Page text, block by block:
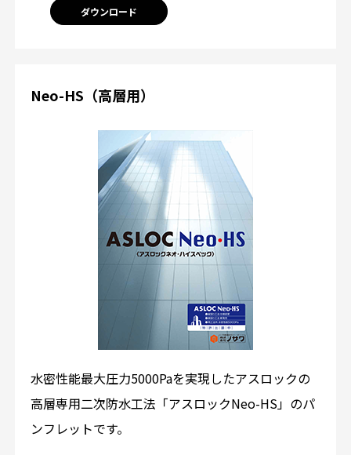
ダウンロード
Neo-HS（高層用）
水密性能最大圧力5000Paを実現したアスロックの
高層専用二次防水工法「アスロックNeo-HS」のパ
ンフレットです。